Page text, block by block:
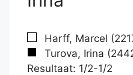
Harff, Marcel
Turova, Irina
Resultaat: 1/2-1/2